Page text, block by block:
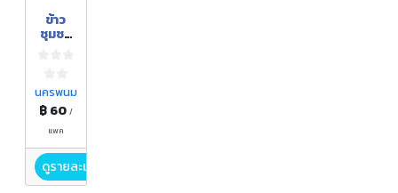
ข้าว
ชุมชน
นครพนม
฿ 60 /
แพค
ดูรายละเอียด